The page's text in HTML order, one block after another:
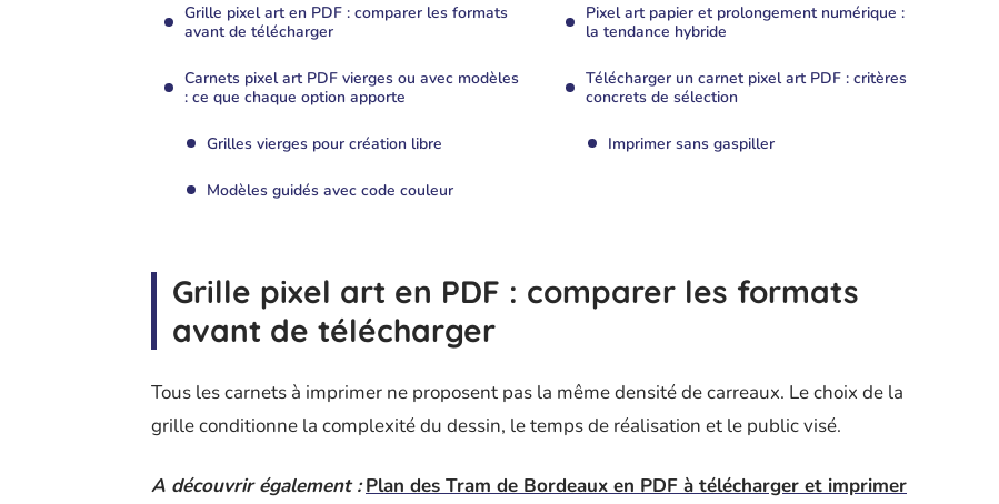
Grille pixel art en PDF : comparer les formats
avant de télécharger
Carnets pixel art PDF vierges ou avec modèles
: ce que chaque option apporte
Grilles vierges pour création libre
Modèles guidés avec code couleur
Pixel art papier et prolongement numérique :
la tendance hybride
Télécharger un carnet pixel art PDF : critères
concrets de sélection
Imprimer sans gaspiller
Grille pixel art en PDF : comparer les formats
avant de télécharger
Tous les carnets à imprimer ne proposent pas la même densité de carreaux. Le choix de la
grille conditionne la complexité du dessin, le temps de réalisation et le public visé.
A découvrir également : Plan des Tram de Bordeaux en PDF à télécharger et imprimer